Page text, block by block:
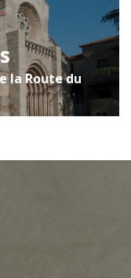
la Route du